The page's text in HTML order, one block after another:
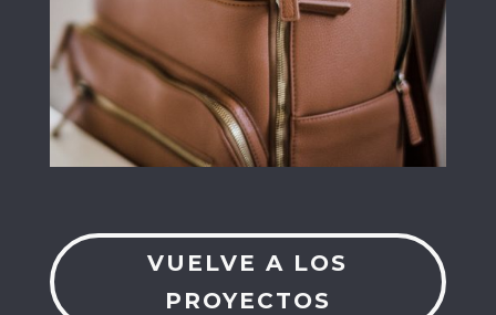
VUELVE A LOS
PROYECTOS